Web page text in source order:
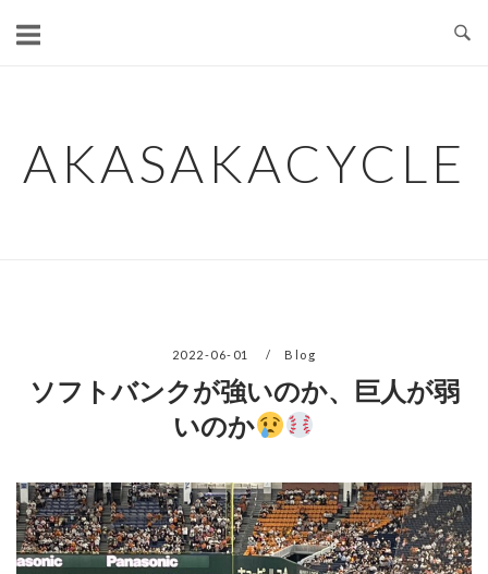
AKASAKACYCLE
2022-06-01 Blog
ソフトバンクが強いのか、巨人が弱
いのか